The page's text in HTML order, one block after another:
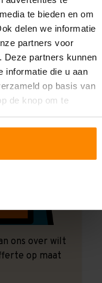
te bieden en om
delen we informatie
partners voor
Deze partners kunnen
informatie die u aan
op basis van
de knop om te
ons over wilt
op maat